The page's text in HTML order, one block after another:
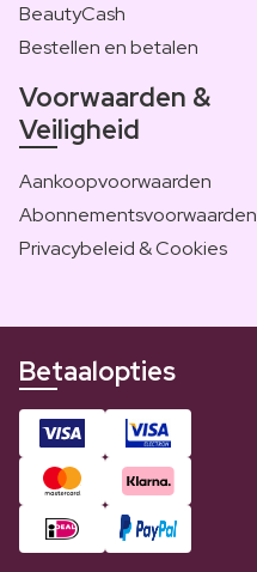
BeautyCash
Bestellen en betalen
Voorwaarden &
Veiligheid
Aankoopvoorwaarden
Abonnementsvoorwaarden
Privacybeleid & Cookies
Betaalopties